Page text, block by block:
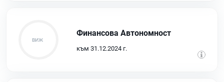
Финансова Автономност
към 31.12.2024 г.